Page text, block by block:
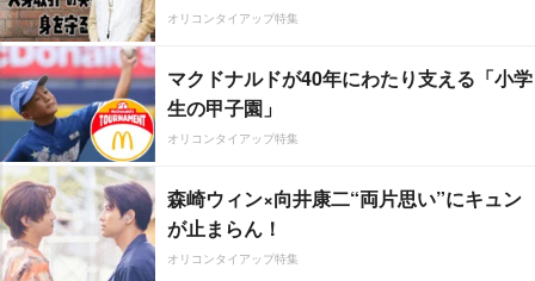
オリコンタイアップ特集
マクドナルドが40年にわたり支える「小学
生の甲子園」
オリコンタイアップ特集
森崎ウィン×向井康二“両片思い”にキュン
が止まらん！
オリコンタイアップ特集